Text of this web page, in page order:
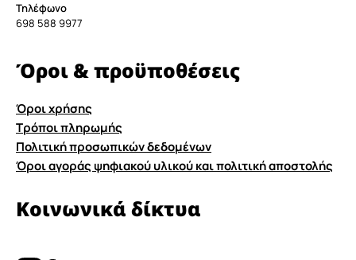
Τηλέφωνο
698 588 9977
Όροι & προϋποθέσεις
Όροι χρήσης
Τρόποι πληρωμής
Πολιτική προσωπικών δεδομένων
Όροι αγοράς ψηφιακού υλικού και πολιτική αποστολής
Κοινωνικά δίκτυα